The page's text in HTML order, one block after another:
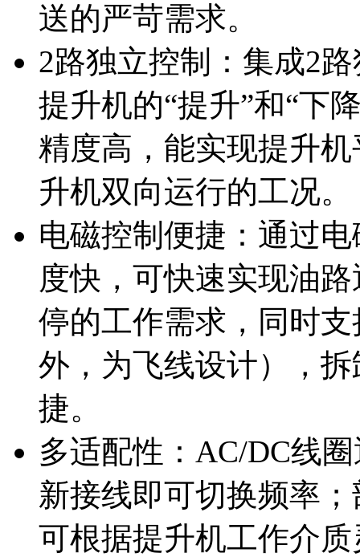
送的严苛需求。
2路独立控制：集成2
提升机的“提升”和“下
精度高，能实现提升
升机双向运行的工况。
电磁控制便捷：通过
度快，可快速实现油
停的工作需求，同时
外，为飞线设计），
捷。
多适配性：AC/DC线
新接线即可切换频率
可根据提升机工作介